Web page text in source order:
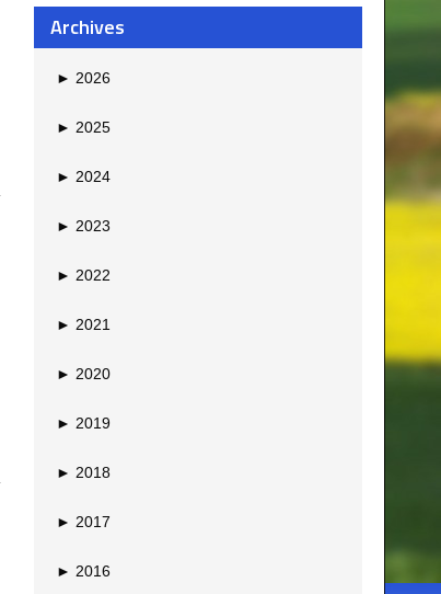
Archives
► 2026
► 2025
► 2024
► 2023
► 2022
► 2021
► 2020
► 2019
► 2018
► 2017
► 2016